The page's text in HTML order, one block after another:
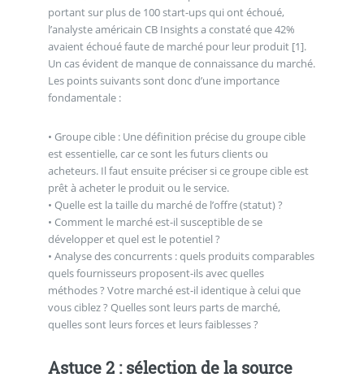
portant sur plus de 100 start-ups qui ont échoué,
l’analyste américain CB Insights a constaté que 42%
avaient échoué faute de marché pour leur produit [1].
Un cas évident de manque de connaissance du marché.
Les points suivants sont donc d’une importance
fondamentale :
• Groupe cible : Une définition précise du groupe cible
est essentielle, car ce sont les futurs clients ou
acheteurs. Il faut ensuite préciser si ce groupe cible est
prêt à acheter le produit ou le service.
• Quelle est la taille du marché de l’offre (statut) ?
• Comment le marché est-il susceptible de se
développer et quel est le potentiel ?
• Analyse des concurrents : quels produits comparables
quels fournisseurs proposent-ils avec quelles
méthodes ? Votre marché est-il identique à celui que
vous ciblez ? Quelles sont leurs parts de marché,
quelles sont leurs forces et leurs faiblesses ?
Astuce 2 : sélection de la source